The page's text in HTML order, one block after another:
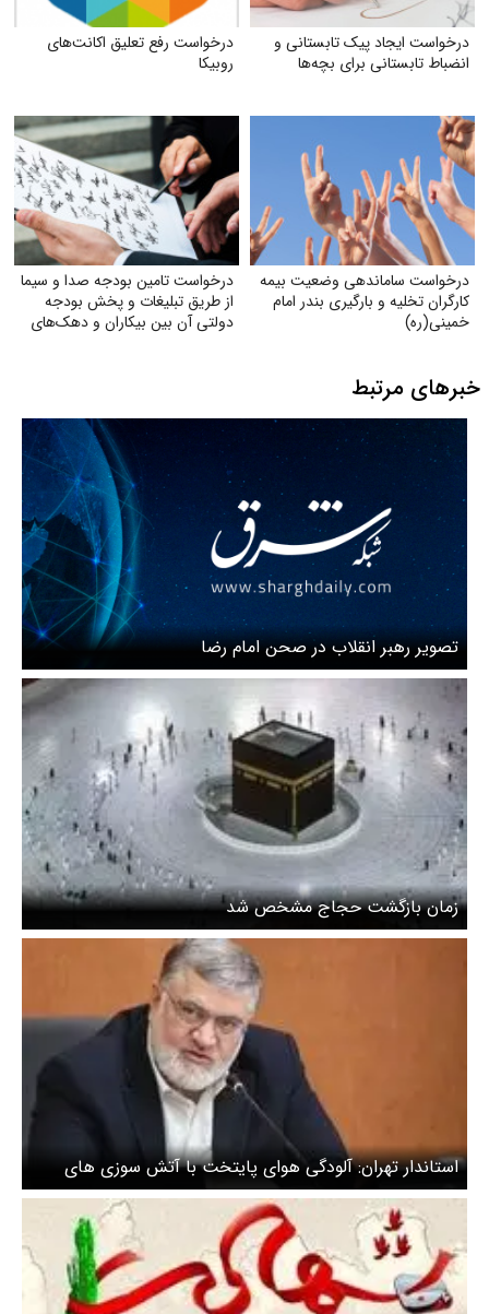
درخواست ایجاد پیک تابستانی و
انضباط تابستانی برای بچه‌ها
درخواست رفع تعلیق اکانت‌های
روبیکا
درخواست ساماندهی وضعیت بیمه
کارگران تخلیه و بارگیری بندر امام
خمینی‌(ره)
درخواست تامین بودجه صدا و سیما
از طریق تبلیغات و پخش بودجه
دولتی آن بین بیکاران و دهک‌های
خبرهای مرتبط
تصویر رهبر انقلاب در صحن امام رضا
زمان بازگشت حجاج مشخص شد
استاندار تهران: آلودگی هوای پایتخت با آتش سوزی های
جنگ بیشتر شد